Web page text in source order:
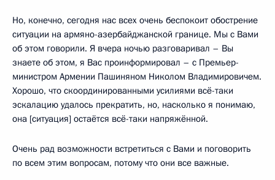
Но, конечно, сегодня нас всех очень беспокоит обострение
ситуации на армяно-азербайджанской границе. Мы с Вами
об этом говорили. Я вчера ночью разговаривал – Вы
знаете об этом, я Вас проинформировал – с Премьер-
министром Армении Пашиняном Николом Владимировичем.
Хорошо, что скоординированными усилиями всё-таки
эскалацию удалось прекратить, но, насколько я понимаю,
она [ситуация] остаётся всё-таки напряжённой.
Очень рад возможности встретиться с Вами и поговорить
по всем этим вопросам, потому что они все важные.